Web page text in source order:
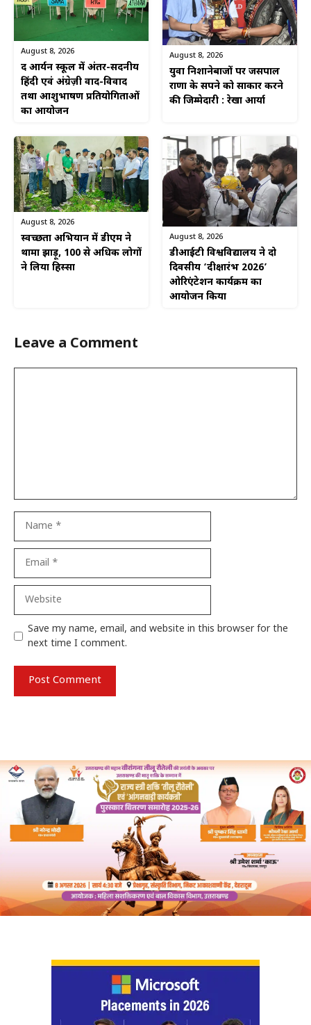
August 8, 2026
द आर्यन स्कूल में अंतर-सदनीय
हिंदी एवं अंग्रेज़ी वाद-विवाद
तथा आशुभाषण प्रतियोगिताओं
का आयोजन
August 8, 2026
युवा निशानेबाजों पर जसपाल
राणा के सपने को साकार करने
की जिम्मेदारी : रेखा आर्या
August 8, 2026
स्वच्छता अभियान में डीएम ने
थामा झाड़ू, 100 से अधिक लोगों
ने लिया हिस्सा
August 8, 2026
डीआईटी विश्वविद्यालय ने दो
दिवसीय ‘दीक्षारंभ 2026’
ओरिएंटेशन कार्यक्रम का
आयोजन किया
Leave a Comment
Save my name, email, and website in this browser for the
next time I comment.